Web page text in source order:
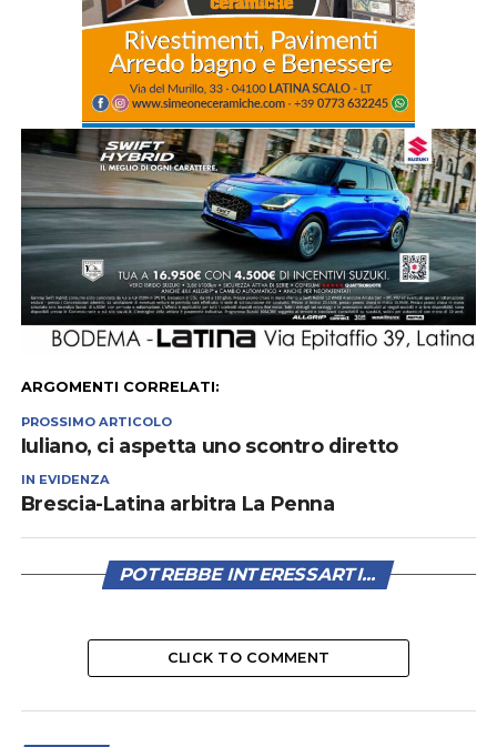
ARGOMENTI CORRELATI:
PROSSIMO ARTICOLO
Iuliano, ci aspetta uno scontro diretto
IN EVIDENZA
Brescia-Latina arbitra La Penna
POTREBBE INTERESSARTI...
CLICK TO COMMENT